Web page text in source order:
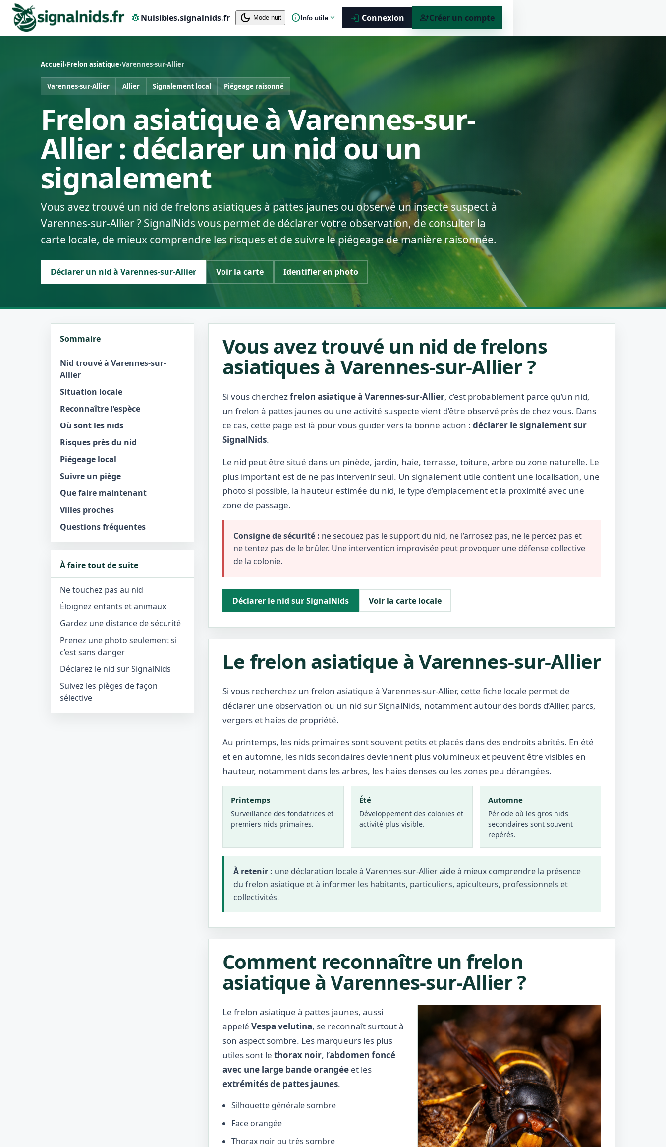
pest_controlNuisibles.signalnids.fr dark_mode Mode nuit infoInfo utile expand_more login Connexion person_addCréer un compte
Accueil›Frelon asiatique›Varennes-sur-Allier
Varennes-sur-Allier Allier Signalement local Piégeage raisonné
Frelon asiatique à Varennes-sur-
Allier : déclarer un nid ou un
signalement
Vous avez trouvé un nid de frelons asiatiques à pattes jaunes ou observé un insecte suspect à
Varennes-sur-Allier ? SignalNids vous permet de déclarer votre observation, de consulter la
carte locale, de mieux comprendre les risques et de suivre le piégeage de manière raisonnée.
Déclarer un nid à Varennes-sur-Allier Voir la carte Identifier en photo
Sommaire
Nid trouvé à Varennes-sur-
Allier
Situation locale
Reconnaître l’espèce
Où sont les nids
Risques près du nid
Piégeage local
Suivre un piège
Que faire maintenant
Villes proches
Questions fréquentes
À faire tout de suite
Ne touchez pas au nid
Éloignez enfants et animaux
Gardez une distance de sécurité
Prenez une photo seulement si
c’est sans danger
Déclarez le nid sur SignalNids
Suivez les pièges de façon
sélective
Vous avez trouvé un nid de frelons
asiatiques à Varennes-sur-Allier ?
Si vous cherchezfrelon asiatique à Varennes-sur-Allier, c’est probablement parce qu’un nid,
un frelon à pattes jaunes ou une activité suspecte vient d’être observé près de chez vous. Dans
ce cas, cette page est là pour vous guider vers la bonne action : déclarer le signalement sur
SignalNids.
Le nid peut être situé dans un pinède, jardin, haie, terrasse, toiture, arbre ou zone naturelle. Le
plus important est de ne pas intervenir seul. Un signalement utile contient une localisation, une
photo si possible, la hauteur estimée du nid, le type d’emplacement et la proximité avec une
zone de passage.
Consigne de sécurité : ne secouez pas le support du nid, ne l’arrosez pas, ne le percez pas et
ne tentez pas de le brûler. Une intervention improvisée peut provoquer une défense collective
de la colonie.
Déclarer le nid sur SignalNids Voir la carte locale
Le frelon asiatique à Varennes-sur-Allier
Si vous recherchez un frelon asiatique à Varennes-sur-Allier, cette fiche locale permet de
déclarer une observation ou un nid sur SignalNids, notamment autour des bords d’Allier, parcs,
vergers et haies de propriété.
Au printemps, les nids primaires sont souvent petits et placés dans des endroits abrités. En été
et en automne, les nids secondaires deviennent plus volumineux et peuvent être visibles en
hauteur, notamment dans les arbres, les haies denses ou les zones peu dérangées.
Printemps
Surveillance des fondatrices et
premiers nids primaires.
Été
Développement des colonies et
activité plus visible.
Automne
Période où les gros nids
secondaires sont souvent
repérés.
À retenir : une déclaration locale à Varennes-sur-Allier aide à mieux comprendre la présence
du frelon asiatique et à informer les habitants, particuliers, apiculteurs, professionnels et
collectivités.
Comment reconnaître un frelon
asiatique à Varennes-sur-Allier ?
Le frelon asiatique à pattes jaunes, aussi
appelé Vespa velutina, se reconnaît surtout à
son aspect sombre. Les marqueurs les plus
utiles sont le thorax noir, l’abdomen foncé
avec une large bande orangée et les
extrémités de pattes jaunes.
Silhouette générale sombre
Face orangée
Thorax noir ou très sombre